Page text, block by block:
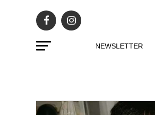
NEWSLETTER